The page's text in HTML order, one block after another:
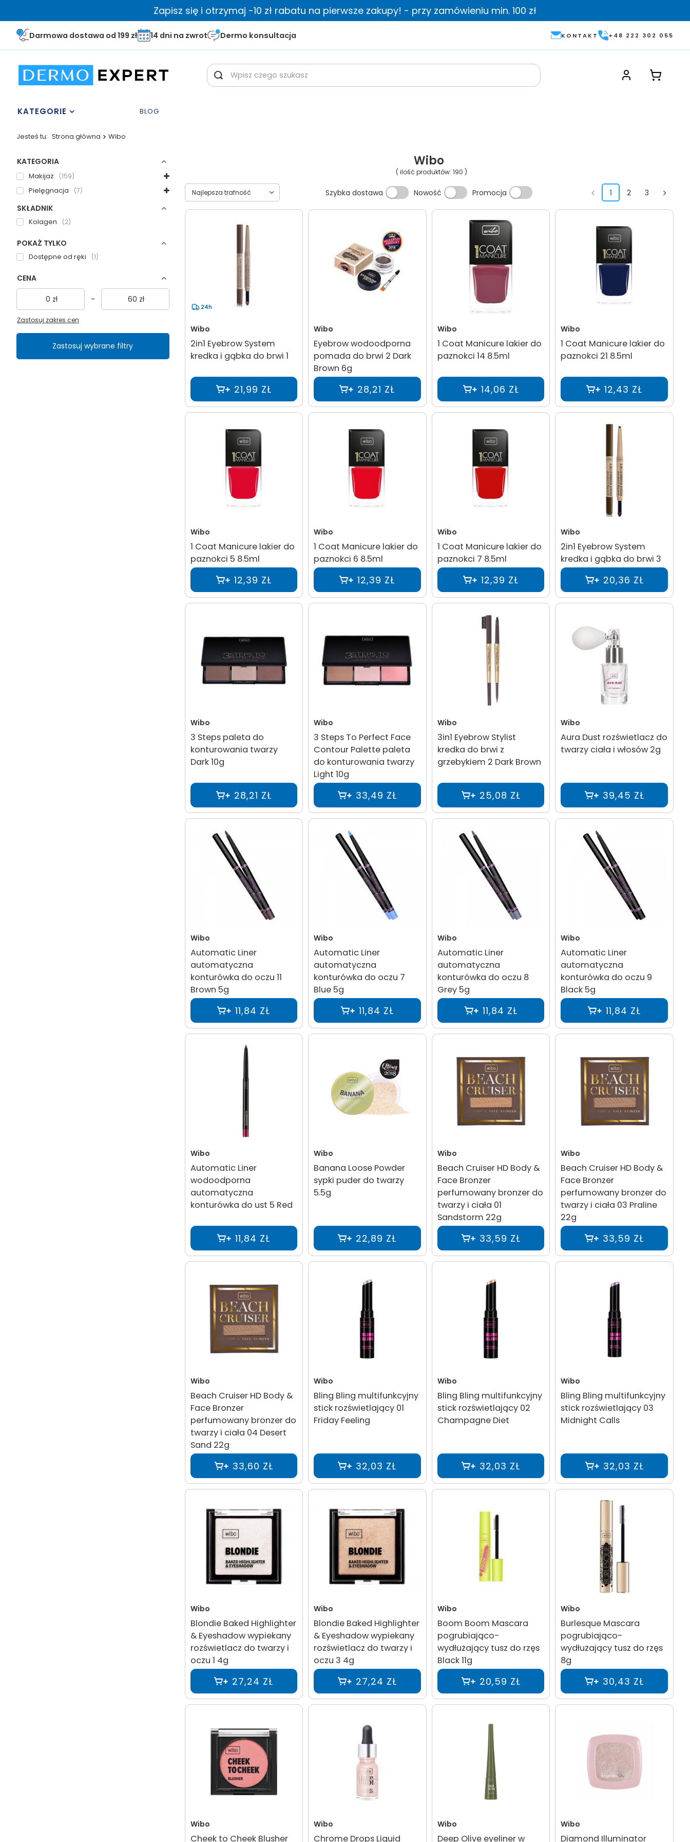
Zapisz się i otrzymaj -10 zł rabatu na pierwsze zakupy! - przy zamówieniu min. 100 zł
Darmowa dostawa od 199 zł 14 dni na zwrot Dermo konsultacja KONTAKT +48 222 302 055
KATEGORIE BLOG
Jesteś tu: Strona główna Wibo
KATEGORIA
Makijaż 159
Pielęgnacja 7
SKŁADNIK
Kolagen 2
POKAŻ TYLKO
Dostępne od ręki 1
CENA
zł - zł
Zastosuj zakres cen
Zastosuj wybrane filtry
Wibo
( ilość produktów:190 )
Wybierz sortowanie
Najlepsza trafność Szybka dostawa Nowość Promocja 1 2 3
24h
Wibo
2in1 Eyebrow System
kredka i gąbka do brwi 1
21,99 ZŁ
Wibo
Eyebrow wodoodporna
pomada do brwi 2 Dark
Brown 6g
28,21 ZŁ
Wibo
1 Coat Manicure lakier do
paznokci 14 8.5ml
14,06 ZŁ
Wibo
1 Coat Manicure lakier do
paznokci 21 8.5ml
12,43 ZŁ
Wibo
1 Coat Manicure lakier do
paznokci 5 8.5ml
12,39 ZŁ
Wibo
1 Coat Manicure lakier do
paznokci 6 8.5ml
12,39 ZŁ
Wibo
1 Coat Manicure lakier do
paznokci 7 8.5ml
12,39 ZŁ
Wibo
2in1 Eyebrow System
kredka i gąbka do brwi 3
20,36 ZŁ
Wibo
3 Steps paleta do
konturowania twarzy
Dark 10g
28,21 ZŁ
Wibo
3 Steps To Perfect Face
Contour Palette paleta
do konturowania twarzy
Light 10g
33,49 ZŁ
Wibo
3in1 Eyebrow Stylist
kredka do brwi z
grzebykiem 2 Dark Brown
25,08 ZŁ
Wibo
Aura Dust rozświetlacz do
twarzy ciała i włosów 2g
39,45 ZŁ
Wibo
Automatic Liner
automatyczna
konturówka do oczu 11
Brown 5g
11,84 ZŁ
Wibo
Automatic Liner
automatyczna
konturówka do oczu 7
Blue 5g
11,84 ZŁ
Wibo
Automatic Liner
automatyczna
konturówka do oczu 8
Grey 5g
11,84 ZŁ
Wibo
Automatic Liner
automatyczna
konturówka do oczu 9
Black 5g
11,84 ZŁ
Wibo
Automatic Liner
wodoodporna
automatyczna
konturówka do ust 5 Red
11,84 ZŁ
Wibo
Banana Loose Powder
sypki puder do twarzy
5.5g
22,89 ZŁ
Wibo
Beach Cruiser HD Body &
Face Bronzer
perfumowany bronzer do
twarzy i ciała 01
Sandstorm 22g
33,59 ZŁ
Wibo
Beach Cruiser HD Body &
Face Bronzer
perfumowany bronzer do
twarzy i ciała 03 Praline
22g
33,59 ZŁ
Wibo
Beach Cruiser HD Body &
Face Bronzer
perfumowany bronzer do
twarzy i ciała 04 Desert
Sand 22g
33,60 ZŁ
Wibo
Bling Bling multifunkcyjny
stick rozświetlający 01
Friday Feeling
32,03 ZŁ
Wibo
Bling Bling multifunkcyjny
stick rozświetlający 02
Champagne Diet
32,03 ZŁ
Wibo
Bling Bling multifunkcyjny
stick rozświetlający 03
Midnight Calls
32,03 ZŁ
Wibo
Blondie Baked Highlighter
& Eyeshadow wypiekany
rozświetlacz do twarzy i
oczu 1 4g
27,24 ZŁ
Wibo
Blondie Baked Highlighter
& Eyeshadow wypiekany
rozświetlacz do twarzy i
oczu 3 4g
27,24 ZŁ
Wibo
Boom Boom Mascara
pogrubiająco-
wydłużający tusz do rzęs
Black 11g
20,59 ZŁ
Wibo
Burlesque Mascara
pogrubiająco-
wydłużający tusz do rzęs
8g
30,43 ZŁ
Wibo
Cheek to Cheek Blusher
Wibo
Chrome Drops Liquid
Wibo
Deep Olive eyeliner w
Wibo
Diamond Illuminator